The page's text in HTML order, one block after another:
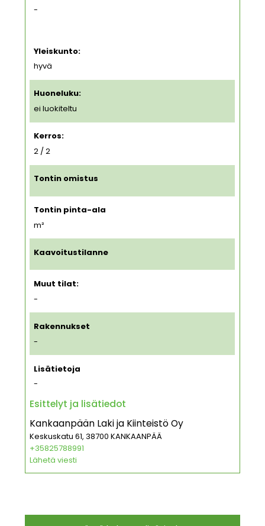
-
Yleiskunto:
hyvä
Huoneluku:
ei luokiteltu
Kerros:
2 / 2
Tontin omistus
Tontin pinta-ala
m²
Kaavoitustilanne
Muut tilat:
-
Rakennukset
-
Lisätietoja
-
Esittelyt ja lisätiedot
Kankaanpään Laki ja Kiinteistö Oy
Keskuskatu 61, 38700 KANKAANPÄÄ
+35825788991
Lähetä viesti